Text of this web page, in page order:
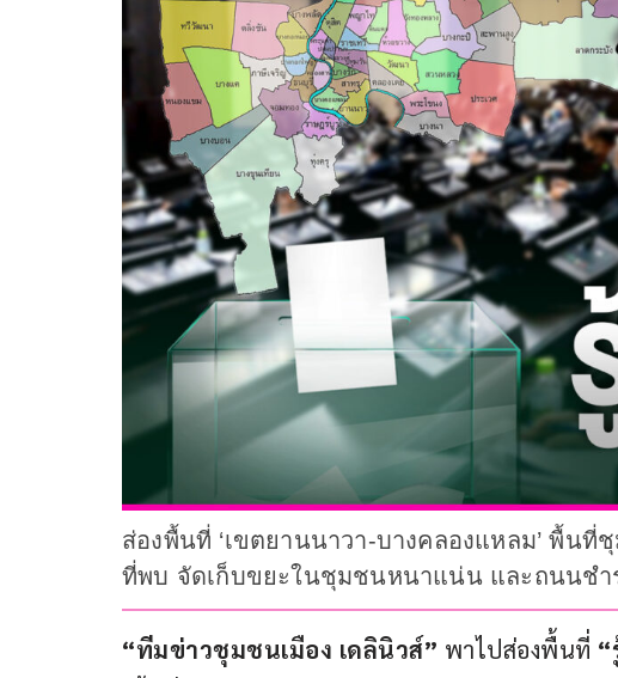
ส่องพื้นที่ ‘เขตยานนาวา-บางคลองแหลม’ พื้น
ที่พบ จัดเก็บขยะในชุมชนหนาแน่น และถนนชำ
“ทีมข่าวชุมชนเมือง เดลินิวส์” พาไปส่องพื้นที่